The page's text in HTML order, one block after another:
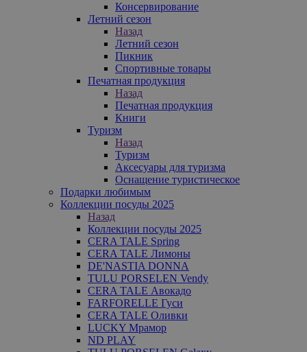
Консервирование
Летний сезон
Назад
Летний сезон
Пикник
Спортивные товары
Печатная продукция
Назад
Печатная продукция
Книги
Туризм
Назад
Туризм
Аксесуары для туризма
Оснащение туристическое
Подарки любимым
Коллекции посуды 2025
Назад
Коллекции посуды 2025
CERA TALE Spring
CERA TALE Лимоны
DE'NASTIA DONNA
TULU PORSELEN Vendy
CERA TALE Авокадо
FARFORELLE Гуси
CERA TALE Оливки
LUCKY Мрамор
ND PLAY